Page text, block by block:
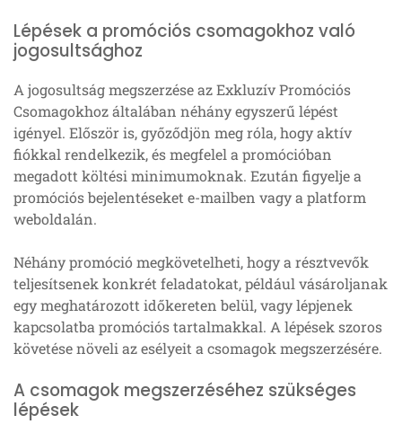
Lépések a promóciós csomagokhoz való
jogosultsághoz
A jogosultság megszerzése az Exkluzív Promóciós
Csomagokhoz általában néhány egyszerű lépést
igényel. Először is, győződjön meg róla, hogy aktív
fiókkal rendelkezik, és megfelel a promócióban
megadott költési minimumoknak. Ezután figyelje a
promóciós bejelentéseket e-mailben vagy a platform
weboldalán.
Néhány promóció megkövetelheti, hogy a résztvevők
teljesítsenek konkrét feladatokat, például vásároljanak
egy meghatározott időkereten belül, vagy lépjenek
kapcsolatba promóciós tartalmakkal. A lépések szoros
követése növeli az esélyeit a csomagok megszerzésére.
A csomagok megszerzéséhez szükséges
lépések